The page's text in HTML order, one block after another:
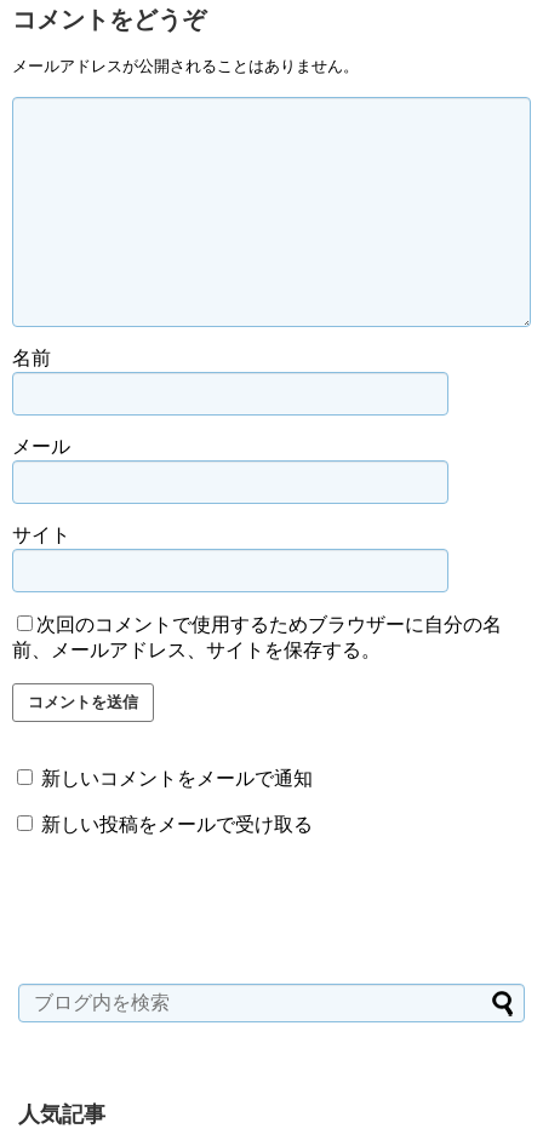
コメントをどうぞ
メールアドレスが公開されることはありません。
名前
メール
サイト
次回のコメントで使用するためブラウザーに自分の名
前、メールアドレス、サイトを保存する。
新しいコメントをメールで通知
新しい投稿をメールで受け取る
人気記事